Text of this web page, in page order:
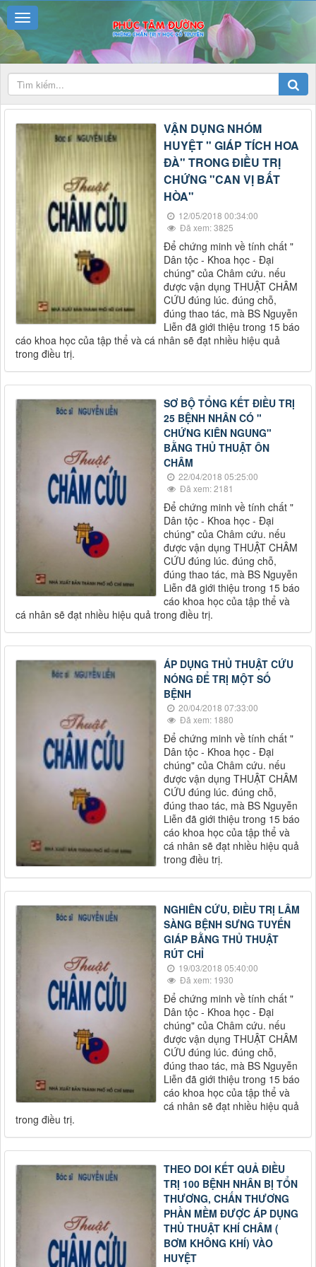
VẬN DỤNG NHÓM
HUYỆT " GIÁP TÍCH HOA
ĐÀ" TRONG ĐIỀU TRỊ
CHỨNG "CAN VỊ BẤT
HÒA"
12/05/2018 00:34:00
Đã xem: 3825
Để chứng minh về tính chất "
Dân tộc - Khoa học - Đại
chúng" của Châm cứu. nếu
được vận dụng THUẬT CHÂM
CỨU đúng lúc. đúng chỗ,
đúng thao tác, mà BS Nguyễn
Liễn đã giới thiệu trong 15 báo
cáo khoa học của tập thể và cá nhân sẽ đạt nhiều hiệu quả
trong điều trị.
SƠ BỘ TỔNG KẾT ĐIỀU TRỊ
25 BỆNH NHÂN CÓ "
CHỨNG KIÊN NGUNG"
BẰNG THỦ THUẬT ÔN
CHÂM
22/04/2018 05:25:00
Đã xem: 2181
Để chứng minh về tính chất "
Dân tộc - Khoa học - Đại
chúng" của Châm cứu. nếu
được vận dụng THUẬT CHÂM
CỨU đúng lúc. đúng chỗ,
đúng thao tác, mà BS Nguyễn
Liễn đã giới thiệu trong 15 báo
cáo khoa học của tập thể và
cá nhân sẽ đạt nhiều hiệu quả trong điều trị.
ÁP DỤNG THỦ THUẬT CỨU
NÓNG ĐỂ TRỊ MỘT SỐ
BỆNH
20/04/2018 07:33:00
Đã xem: 1880
Để chứng minh về tính chất "
Dân tộc - Khoa học - Đại
chúng" của Châm cứu. nếu
được vận dụng THUẬT CHÂM
CỨU đúng lúc. đúng chỗ,
đúng thao tác, mà BS Nguyễn
Liễn đã giới thiệu trong 15 báo
cáo khoa học của tập thể và
cá nhân sẽ đạt nhiều hiệu quả
trong điều trị.
NGHIÊN CỨU, ĐIỀU TRỊ LÂM
SÀNG BỆNH SƯNG TUYẾN
GIÁP BẰNG THỦ THUẬT
RÚT CHỈ
19/03/2018 05:40:00
Đã xem: 1930
Để chứng minh về tính chất "
Dân tộc - Khoa học - Đại
chúng" của Châm cứu. nếu
được vận dụng THUẬT CHÂM
CỨU đúng lúc. đúng chỗ,
đúng thao tác, mà BS Nguyễn
Liễn đã giới thiệu trong 15 báo
cáo khoa học của tập thể và
cá nhân sẽ đạt nhiều hiệu quả
trong điều trị.
THEO DOI KẾT QUẢ ĐIỀU
TRỊ 100 BỆNH NHÂN BỊ TỔN
THƯƠNG, CHẤN THƯƠNG
PHẦN MỀM ĐƯỢC ÁP DỤNG
THỦ THUẬT KHÍ CHÂM (
BƠM KHÔNG KHÍ) VÀO
HUYỆT